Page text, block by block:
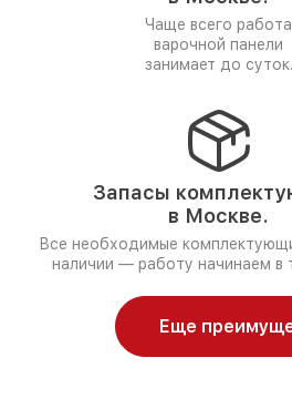
Чаще всего работа
варочной панели
занимает до суток.
Запасы
в Москве.
Все необходимые
наличии — работу начинаем в
Еще